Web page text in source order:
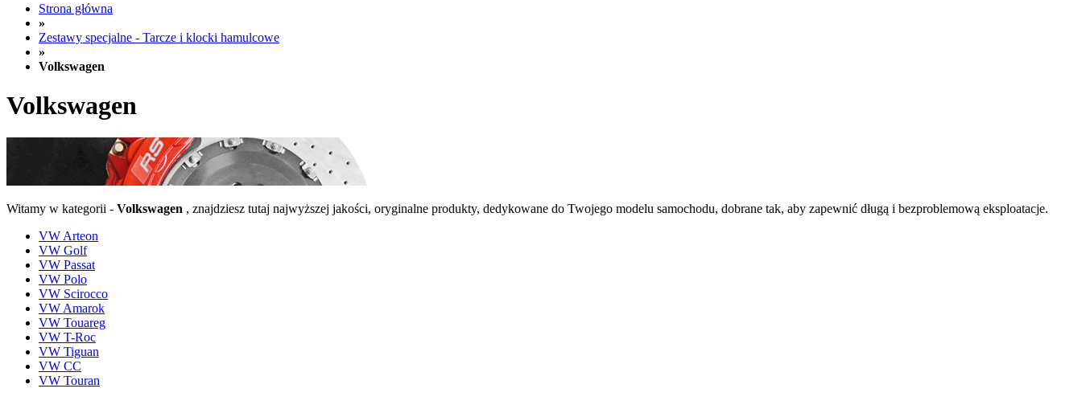
Strona główna
»
Zestawy specjalne - Tarcze i klocki hamulcowe
»
Volkswagen
Volkswagen
Witamy w kategorii - Volkswagen , znajdziesz tutaj najwyższej jakości, oryginalne produkty, dedykowane do Twojego modelu samochodu, dobrane tak, aby zapewnić długą i bezproblemową eksploatacje.
VW Arteon
VW Golf
VW Passat
VW Polo
VW Scirocco
VW Amarok
VW Touareg
VW T-Roc
VW Tiguan
VW CC
VW Touran